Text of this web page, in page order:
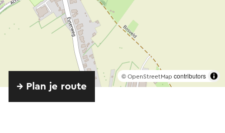
© OpenStreetMap contributors
→ Plan je route